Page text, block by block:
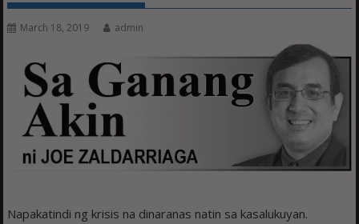
March 18, 2019 admin
Napakatindi ng krisis na dinaranas natin sa kasalukuyan.